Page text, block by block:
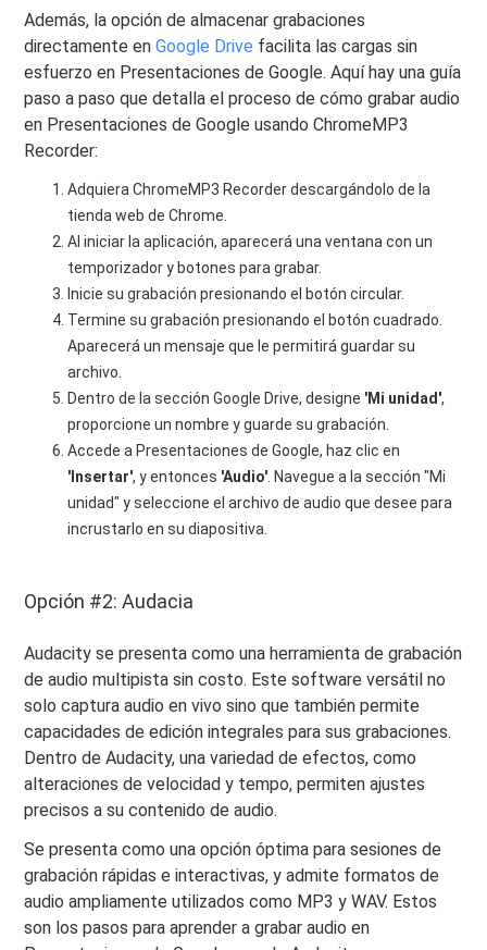
Además, la opción de almacenar grabaciones
directamente enGoogle Drive facilita las cargas sin
esfuerzo en Presentaciones de Google. Aquí hay una guía
paso a paso que detalla el proceso de cómo grabar audio
en Presentaciones de Google usando ChromeMP3
Recorder:
Adquiera ChromeMP3 Recorder descargándolo de la
tienda web de Chrome.
Al iniciar la aplicación, aparecerá una ventana con un
temporizador y botones para grabar.
Inicie su grabación presionando el botón circular.
Termine su grabación presionando el botón cuadrado.
Aparecerá un mensaje que le permitirá guardar su
archivo.
Dentro de la sección Google Drive, designe 'Mi unidad',
proporcione un nombre y guarde su grabación.
Accede a Presentaciones de Google, haz clic en
'Insertar', y entonces 'Audio' . Navegue a la sección "Mi
unidad" y seleccione el archivo de audio que desee para
incrustarlo en su diapositiva.
Opción #2: Audacia
Audacity se presenta como una herramienta de grabación
de audio multipista sin costo. Este software versátil no
solo captura audio en vivo sino que también permite
capacidades de edición integrales para sus grabaciones.
Dentro de Audacity, una variedad de efectos, como
alteraciones de velocidad y tempo, permiten ajustes
precisos a su contenido de audio.
Se presenta como una opción óptima para sesiones de
grabación rápidas e interactivas, y admite formatos de
audio ampliamente utilizados como MP3 y WAV. Estos
son los pasos para aprender a grabar audio en